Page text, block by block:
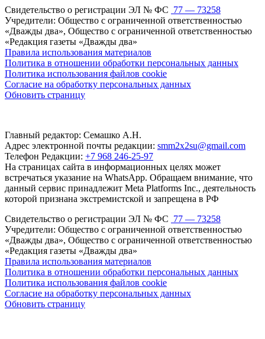
Свидетельство о регистрации ЭЛ № ФС 77 — 73258
Учредители: Общество с ограниченной ответственностью
«Дважды два», Общество с ограниченной ответственностью
«Редакция газеты «Дважды два»
Правила использования материалов
Политика в отношении обработки персональных данных
Политика использования файлов cookie
Согласие на обработку персональных данных
Обновить страницу
Главный редактор: Семашко А.Н.
Адрес электронной почты редакции: smm2x2su@gmail.com
Телефон Редакции: +7 968 246-25-97
На страницах сайта в информационных целях может
встречаться указание на WhatsApp. Обращаем внимание, что
данный сервис принадлежит Meta Platforms Inc., деятельность
которой признана экстремистской и запрещена в РФ
Свидетельство о регистрации ЭЛ № ФС 77 — 73258
Учредители: Общество с ограниченной ответственностью
«Дважды два», Общество с ограниченной ответственностью
«Редакция газеты «Дважды два»
Правила использования материалов
Политика в отношении обработки персональных данных
Политика использования файлов cookie
Согласие на обработку персональных данных
Обновить страницу